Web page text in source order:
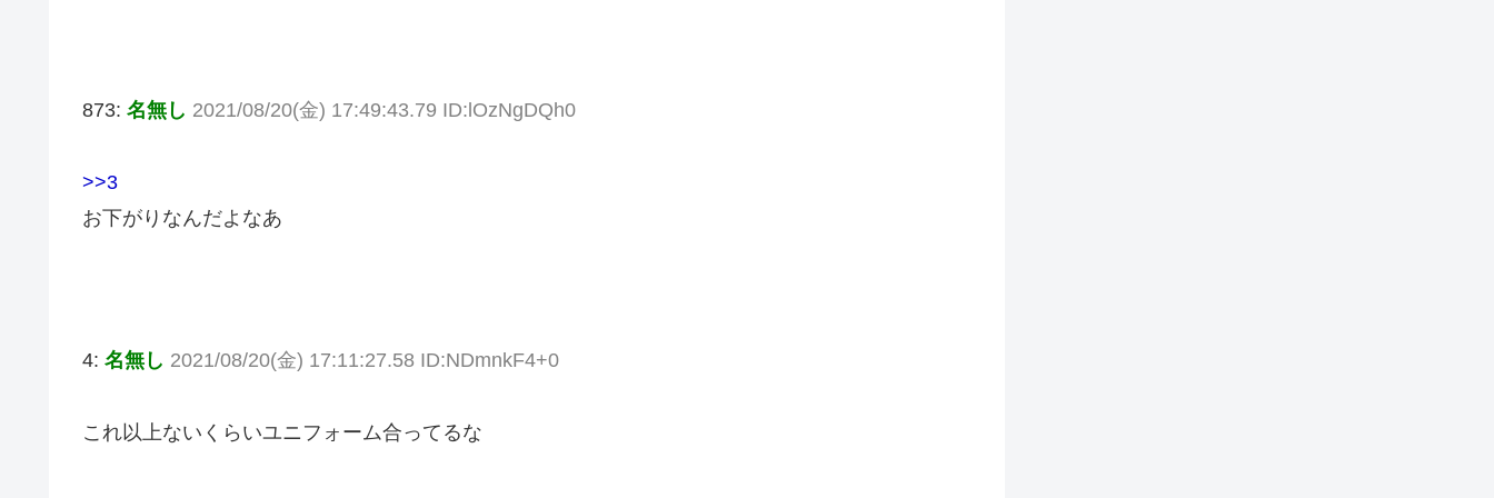
873: 名無し 2021/08/20(金) 17:49:43.79 ID:lOzNgDQh0
>>3
お下がりなんだよなあ
4: 名無し 2021/08/20(金) 17:11:27.58 ID:NDmnkF4+0
これ以上ないくらいユニフォーム合ってるな